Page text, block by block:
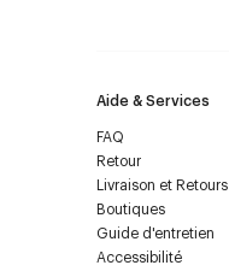
Aide & Services
FAQ
Retour
Livraison et Retours
Boutiques
Guide d'entretien
Accessibilité